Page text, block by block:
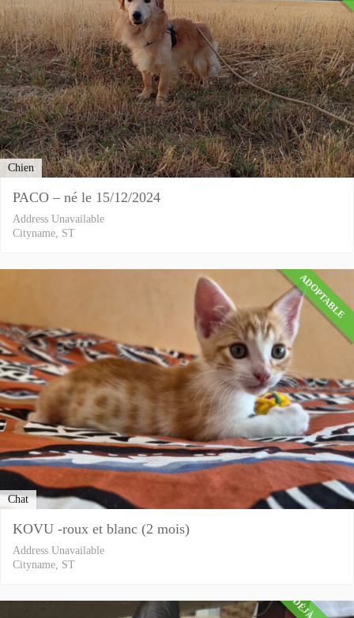
Chien
PACO – né le 15/12/2024
Address Unavailable
Cityname, ST
ADOPTABLE
Chat
KOVU -roux et blanc (2 mois)
Address Unavailable
Cityname, ST